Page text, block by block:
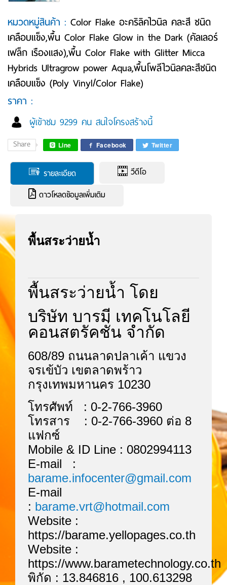
หมวดหมู่สินค้า : Color Flake อะคริลิคไวนิล คละสี ชนิด
เคลือบแข็ง,พื้น Color Flake Glow in the Dark (คัลเลอร์
เฟล็ก เรืองแสง),พื้น Color Flake with Glitter Micca
Hybrids Ultragrow power Aqua,พื้นโพลีไวนิลคละสีชนิด
เคลือบแข็ง (Poly Vinyl/Color Flake)
ราคา :
ผู้เข้าชม 9299 คน สนใจโครงสร้างนี้
Share Line Facebook Twitter
รายละเอียด
วีดีโอ
ดาวโหลดข้อมูลเพิ่มเติม
พื้นสระว่ายน้ำ
พื้นสระว่ายน้ำ โดย
บริษัท บารมี เทคโนโลยี
คอนสตรัคชั่น จำกัด
608/89 ถนนลาดปลาเค้า แขวง
จรเข้บัว เขตลาดพร้าว
กรุงเทพมหานคร 10230
โทรศัพท์ : 0-2-766-3960
โทรสาร : 0-2-766-3960 ต่อ 8
แฟกซ์
Mobile & ID Line : 0802994113
E-mail :
barame.infocenter@gmail.com
E-mail
: barame.vrt@hotmail.com
Website :
https://barame.yellopages.co.th
Website :
https://www.barametechnology.co.th
พิกัด : 13.846816 , 100.613298